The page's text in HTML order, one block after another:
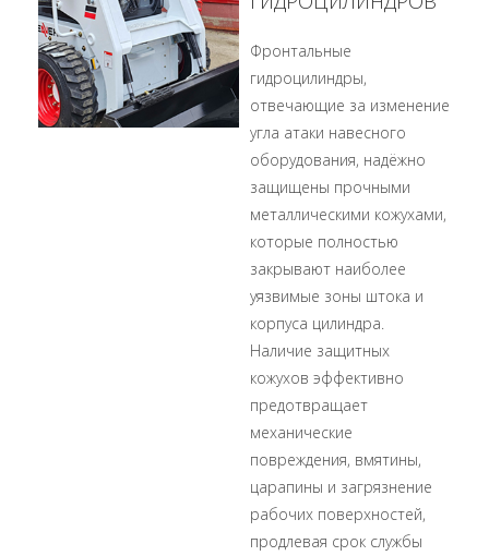
Фронтальные
гидроцилиндры,
отвечающие за изменение
угла атаки навесного
оборудования, надёжно
защищены прочными
металлическими кожухами,
которые полностью
закрывают наиболее
уязвимые зоны штока и
корпуса цилиндра.
Наличие защитных
кожухов эффективно
предотвращает
механические
повреждения, вмятины,
царапины и загрязнение
рабочих поверхностей,
продлевая срок службы